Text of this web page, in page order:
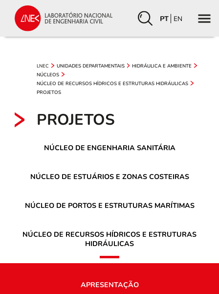
PT EN
LNEC UNIDADES DEPARTAMENTAIS
HIDRÁULICA E AMBIENTE
NÚCLEOS
NÚCLEO DE RECURSOS HÍDRICOS E ESTRUTURAS HIDRÁULICAS
PROJETOS
PROJETOS
NÚCLEO DE ENGENHARIA SANITÁRIA
NÚCLEO DE ESTUÁRIOS E ZONAS COSTEIRAS
NÚCLEO DE PORTOS E ESTRUTURAS MARÍTIMAS
NÚCLEO DE RECURSOS HÍDRICOS E ESTRUTURAS
HIDRÁULICAS
APRESENTAÇÃO